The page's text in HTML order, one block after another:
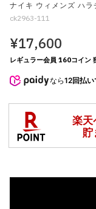
ナイキ ウィメンズ ハラ
ck2963-111
¥17,600
レギュラー会員 160コイン
なら12回払